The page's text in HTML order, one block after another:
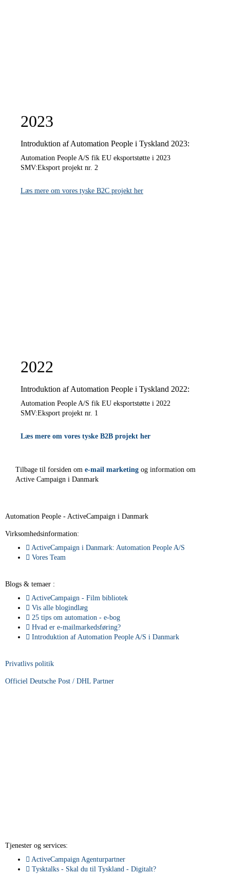
2023
Introduktion af Automation People i Tyskland 2023:
Automation People A/S fik EU eksportstøtte i 2023
SMV:Eksport projekt nr. 2
Læs mere om vores tyske B2C projekt her
2022
Introduktion af Automation People i Tyskland 2022:
Automation People A/S fik EU eksportstøtte i 2022
SMV:Eksport projekt nr. 1
Læs mere om vores tyske B2B projekt her
Tilbage til forsiden om e-mail marketing og information om
Active Campaign i Danmark
Automation People - ActiveCampaign i Danmark
Virksomhedsinformation:
ActiveCampaign i Danmark: Automation People A/S
Vores Team
Blogs & temaer :
ActiveCampaign - Film bibliotek
Vis alle blogindlæg
25 tips om automation - e-bog
Hvad er e-mailmarkedsføring?
Introduktion af Automation People A/S i Danmark
Privatlivs politik
Officiel Deutsche Post / DHL Partner
Tjenester og services:
ActiveCampaign Agenturpartner
Tysktalks - Skal du til Tyskland - Digitalt?